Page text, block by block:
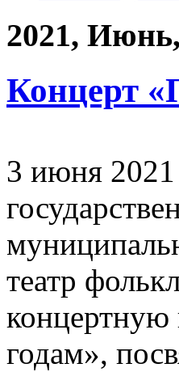
2021,
Концерт
3 июня 2021
театр
годам»,